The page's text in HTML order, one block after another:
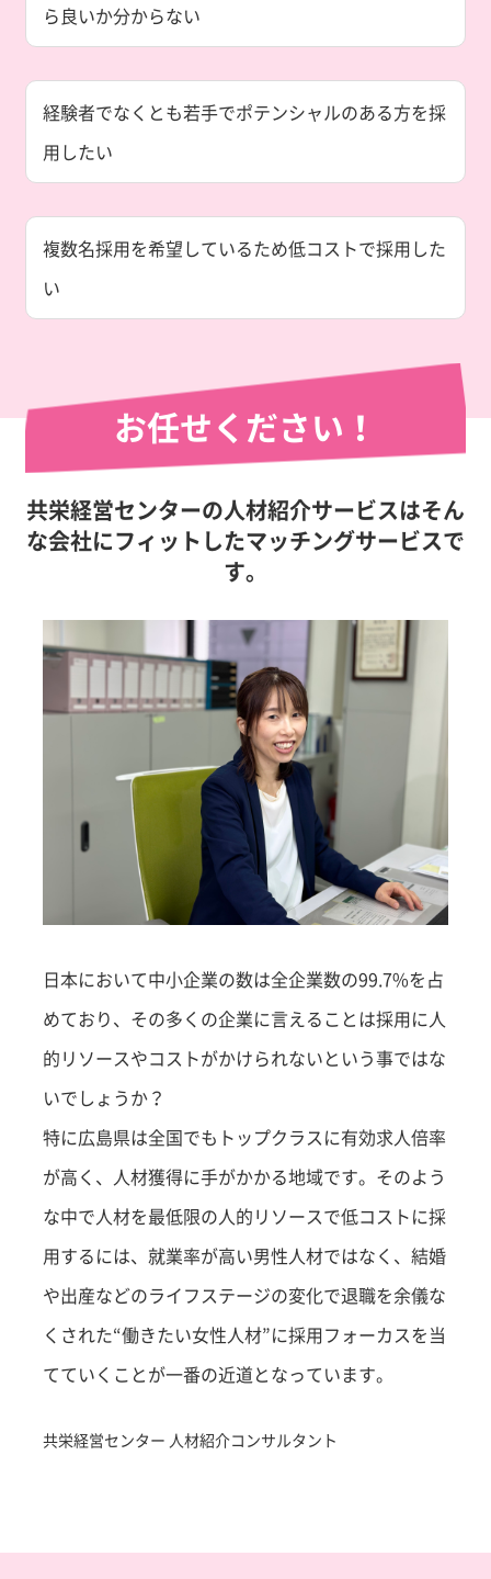
ら良いか分からない
経験者でなくとも若手でポテンシャルのある方を採
用したい
複数名採用を希望しているため低コストで採用した
い
お任せください！
共栄経営センターの人材紹介サービスはそん
な会社にフィットしたマッチングサービスで
す。
日本において中小企業の数は全企業数の99.7%を占
めており、その多くの企業に言えることは採用に人
的リソースやコストがかけられないという事ではな
いでしょうか？
特に広島県は全国でもトップクラスに有効求人倍率
が高く、人材獲得に手がかかる地域です。そのよう
な中で人材を最低限の人的リソースで低コストに採
用するには、就業率が高い男性人材ではなく、結婚
や出産などのライフステージの変化で退職を余儀な
くされた“働きたい女性人材”に採用フォーカスを当
てていくことが一番の近道となっています。
共栄経営センター 人材紹介コンサルタント